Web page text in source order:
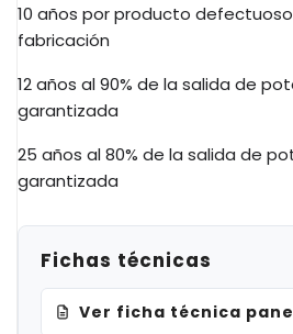
10 años por producto
fabricación
12 años al 90% de la salida de
garantizada
25 años al 80% de la salida de
garantizada
Fichas técnicas
Ver ficha técnica